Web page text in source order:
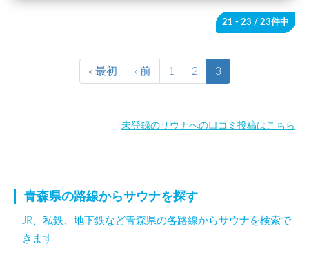
21 - 23 / 23件中
« 最初 ‹ 前 1 2 3
未登録のサウナへの口コミ投稿はこちら
青森県の路線からサウナを探す
JR、私鉄、地下鉄など青森県の各路線からサウナを検索で
きます